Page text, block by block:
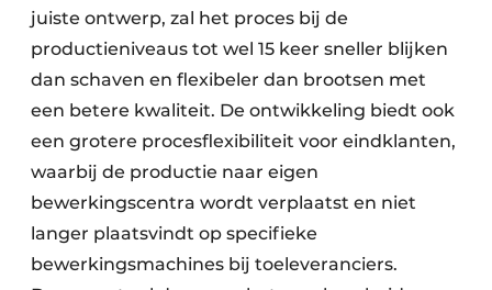
juiste ontwerp, zal het proces bij de
productieniveaus tot wel 15 keer sneller blijken
dan schaven en flexibeler dan brootsen met
een betere kwaliteit. De ontwikkeling biedt ook
een grotere procesflexibiliteit voor eindklanten,
waarbij de productie naar eigen
bewerkingscentra wordt verplaatst en niet
langer plaatsvindt op specifieke
bewerkingsmachines bij toeleveranciers.